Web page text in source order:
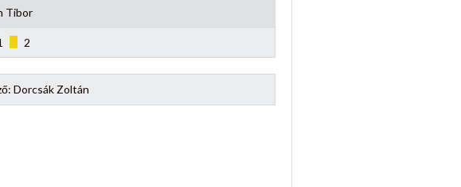
Tibor
2
Dorcsák Zoltán